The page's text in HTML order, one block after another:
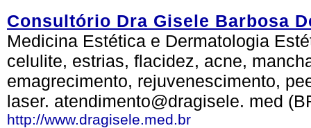
Consultório Dra Gisele Barbosa
Medicina Estética e Dermatologia
celulite, estrias, flacidez, acne,
emagrecimento, rejuvenescimento,
laser. atendimento@dragisele. med
http://www.dragisele.med.br